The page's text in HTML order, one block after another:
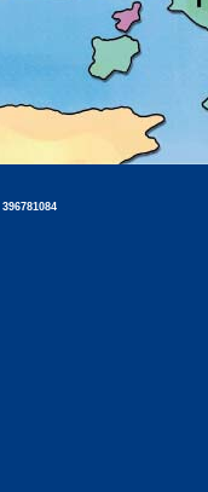
396781084